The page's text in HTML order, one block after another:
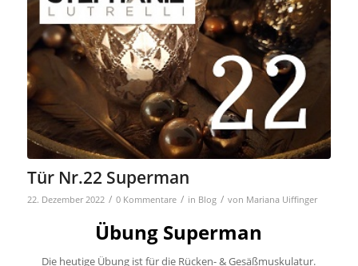
Tür Nr.22 Superman
22. Dezember 2022 / 0 Kommentare / in Blog / von Mariana Uiffinger
Übung Superman
Die heutige Übung ist für die Rücken- & Gesäßmuskulatur.